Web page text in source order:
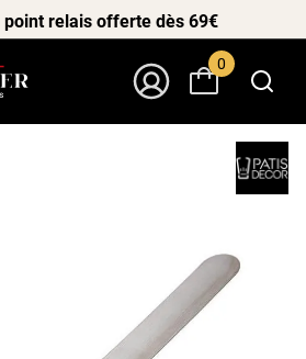
point relais offerte dès 69€
0